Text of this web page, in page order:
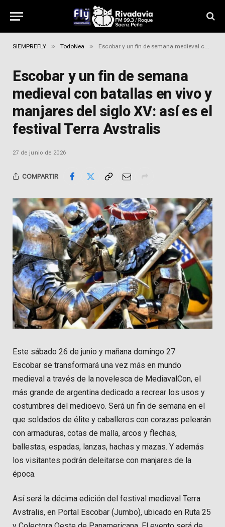
SIEMPREFLY » TodoNea » Escobar y un fin de semana medieval con batallas en vivo y manjares del siglo XV: así es el festival Terra Avstralis
Escobar y un fin de semana
medieval con batallas en vivo y
manjares del siglo XV: así es el
festival Terra Avstralis
27 de junio de 2026
COMPARTIR
Este sábado 26 de junio y mañana domingo 27
Escobar se transformará una vez más en mundo
medieval a través de la novelesca de MediavalCon, el
más grande de argentina dedicado a recrear los usos y
costumbres del medioevo. Será un fin de semana en el
que soldados de élite y caballeros con corazas pelearán
con armaduras, cotas de malla, arcos y flechas,
ballestas, espadas, lanzas, hachas y mazas. Y además
los visitantes podrán deleitarse con manjares de la
época.
Así será la décima edición del festival medieval Terra
Avstralis, en Portal Escobar (Jumbo), ubicado en Ruta 25